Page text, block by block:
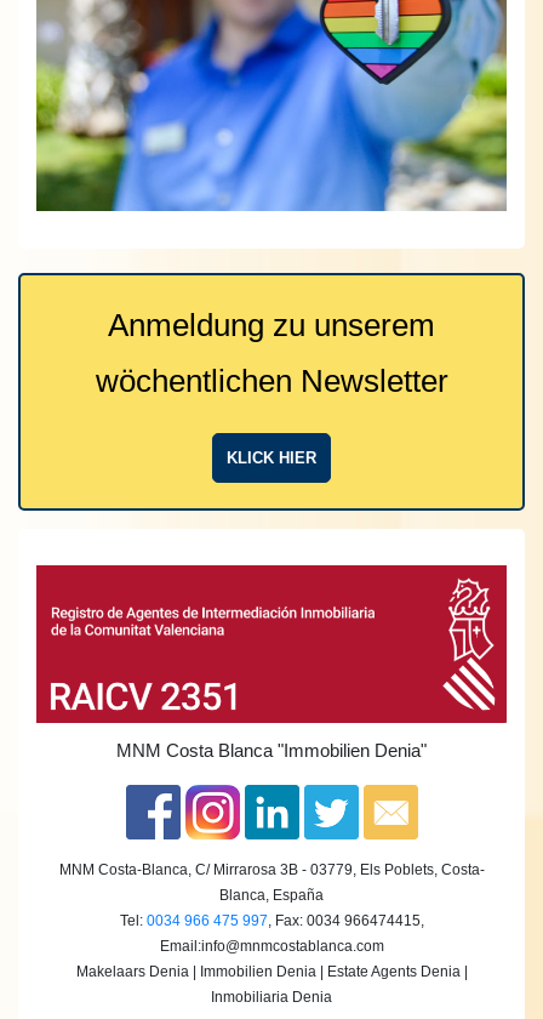
Anmeldung zu unserem
wöchentlichen Newsletter
KLICK HIER
MNM Costa Blanca "Immobilien Denia"
MNM Costa-Blanca, C/ Mirrarosa 3B - 03779, Els Poblets, Costa-
Blanca, España
Tel: 0034 966 475 997, Fax: 0034 966474415,
Email:info@mnmcostablanca.com
Makelaars Denia | Immobilien Denia | Estate Agents Denia |
Inmobiliaria Denia